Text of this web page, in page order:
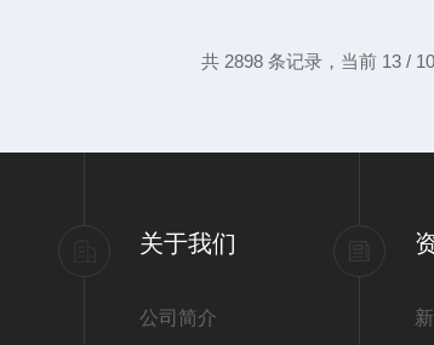
共 2898 条记录，当前 13 /
关于我们
公司简介